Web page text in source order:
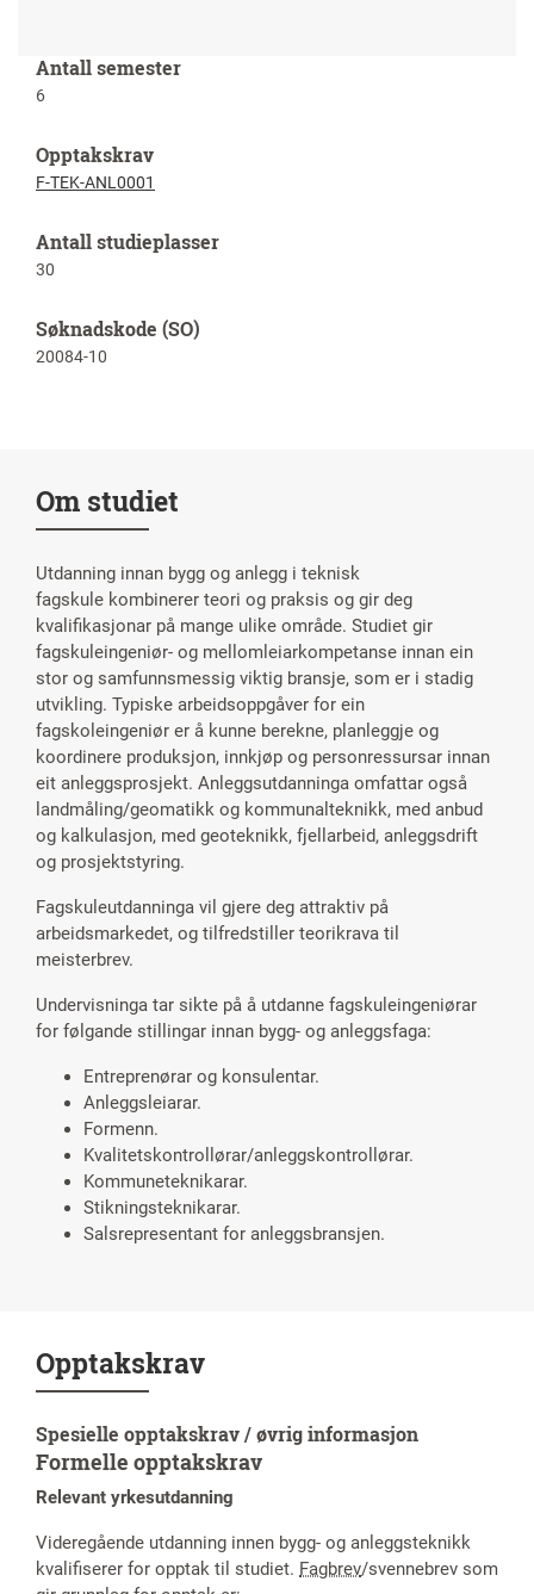
Antall semester
6
Opptakskrav
F-TEK-ANL0001
Antall studieplasser
30
Søknadskode (SO)
20084-10
Om studiet
Utdanning innan bygg og anlegg i teknisk
fagskule kombinerer teori og praksis og gir deg
kvalifikasjonar på mange ulike område. Studiet gir
fagskuleingeniør- og mellomleiarkompetanse innan ein
stor og samfunnsmessig viktig bransje, som er i stadig
utvikling. Typiske arbeidsoppgåver for ein
fagskoleingeniør er å kunne berekne, planleggje og
koordinere produksjon, innkjøp og personressursar innan
eit anleggsprosjekt. Anleggsutdanninga omfattar også
landmåling/geomatikk og kommunalteknikk, med anbud
og kalkulasjon, med geoteknikk, fjellarbeid, anleggsdrift
og prosjektstyring.
Fagskuleutdanninga vil gjere deg attraktiv på
arbeidsmarkedet, og tilfredstiller teorikrava til
meisterbrev.
Undervisninga tar sikte på å utdanne fagskuleingeniørar
for følgande stillingar innan bygg- og anleggsfaga:
Entreprenørar og konsulentar.
Anleggsleiarar.
Formenn.
Kvalitetskontrollørar/anleggskontrollørar.
Kommuneteknikarar.
Stikningsteknikarar.
Salsrepresentant for anleggsbransjen.
Opptakskrav
Spesielle opptakskrav / øvrig informasjon
Formelle opptakskrav
Relevant yrkesutdanning
Videregående utdanning innen bygg- og anleggsteknikk
kvalifiserer for opptak til studiet. Fagbrev/svennebrev som